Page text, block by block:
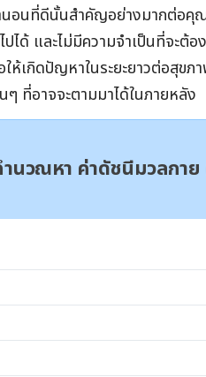
นอนที่ดีนั้นสำคัญอย่างมากต่อคุ
ได้ และไม่มีความจำเป็นที่จะต้
ให้เกิดปัญหาในระยะยาวต่อสุข
ที่อาจจะตามมาได้ในภายหลัง
ำนวณหา ค่าดัชนีมวลกา